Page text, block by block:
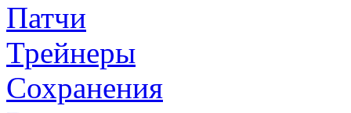
Патчи
Трейнеры
Сохранения